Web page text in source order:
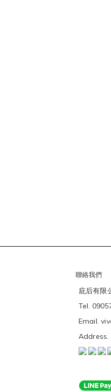
聯絡我們
庇后有限
Tel.
Email.
Address.